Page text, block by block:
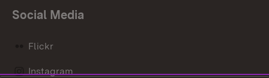
Social Media
Flickr
Instagram